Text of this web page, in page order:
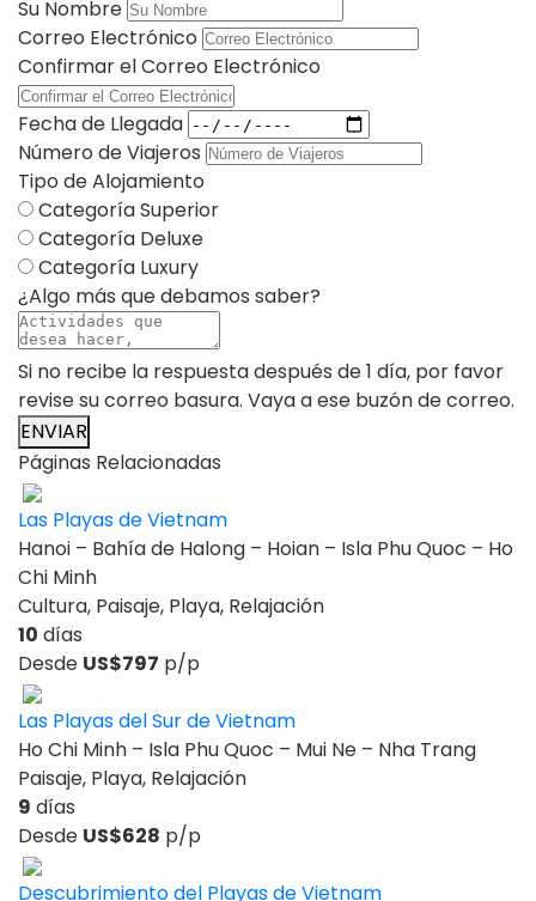
Su Nombre
Correo Electrónico
Confirmar el Correo Electrónico
Fecha de Llegada
Número de Viajeros
Tipo de Alojamiento
Categoría Superior
Categoría Deluxe
Categoría Luxury
¿Algo más que debamos saber?
Si no recibe la respuesta después de 1 día, por favor
revise su correo basura. Vaya a ese buzón de correo.
ENVIAR
Páginas Relacionadas
Las Playas de Vietnam
Hanoi – Bahía de Halong – Hoian – Isla Phu Quoc – Ho
Chi Minh
Cultura, Paisaje, Playa, Relajación
10 días
Desde US$797 p/p
Las Playas del Sur de Vietnam
Ho Chi Minh – Isla Phu Quoc – Mui Ne – Nha Trang
Paisaje, Playa, Relajación
9 días
Desde US$628 p/p
Descubrimiento del Playas de Vietnam